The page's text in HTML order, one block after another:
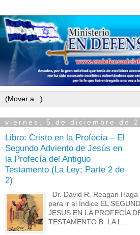
viernes, 5 de diciembre de
Libro: Cristo en la Profecía – El
Segundo Adviento de Jesús en
la Profecía del Antiguo
Testamento (La Ley; Parte 2 de
2)
Dr. David R. Reagan
para ir al Índice EL
JESUS EN LA PROFECÍA
TESTAMENTO B. LA L...